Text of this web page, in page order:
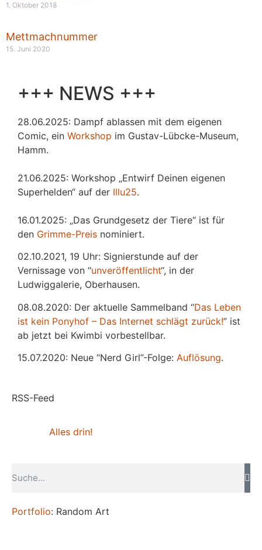
1. Oktober 2018
Mettmachnummer
15. Juni 2020
+++ NEWS +++
28.06.2025: Dampf ablassen mit dem eigenen
Comic, ein Workshop im Gustav-Lübcke-Museum,
Hamm.
21.06.2025: Workshop „Entwirf Deinen eigenen
Superhelden“ auf der Illu25.
16.01.2025: „Das Grundgesetz der Tiere“ ist für
den Grimme-Preis nominiert.
02.10.2021, 19 Uhr: Signierstunde auf der
Vernissage von “unveröffentlicht“, in der
Ludwiggalerie, Oberhausen.
08.08.2020: Der aktuelle Sammelband “Das Leben
ist kein Ponyhof – Das Internet schlägt zurück!” ist
ab jetzt bei Kwimbi vorbestellbar.
15.07.2020: Neue “Nerd Girl”-Folge: Auflösung.
RSS-Feed
Alles drin!
Portfolio: Random Art